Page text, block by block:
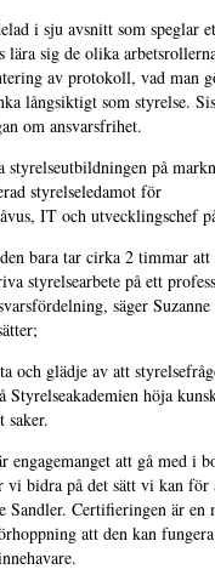
i sju avsnitt som speglar
sig de olika
av protokoll, vad man
långsiktigt som styrelse.
om ansvarsfrihet.
på
styrelseledamot för
IT och utvecklingschef
bara tar cirka 2 timmar
styrelsearbete på ett
säger
och glädje av att
höja
saker.
engagemanget att gå med i
vi bidra på det sätt vi kan för
Sandler. Certifieringen är en
att den kan